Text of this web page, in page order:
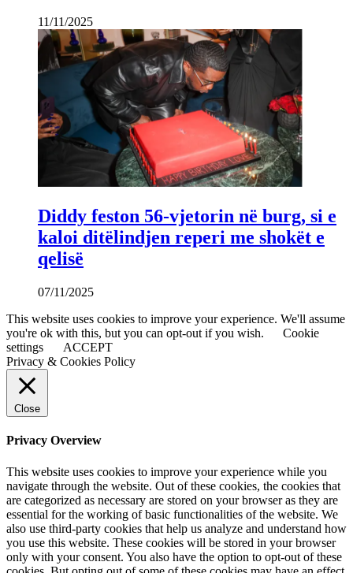
11/11/2025
Diddy feston 56-vjetorin në burg, si e
kaloi ditëlindjen reperi me shokët e
qelisë
07/11/2025
This website uses cookies to improve your experience. We'll assume
you're ok with this, but you can opt-out if you wish.
Cookie
settings
ACCEPT
Privacy & Cookies Policy
Close
Privacy Overview
This website uses cookies to improve your experience while you
navigate through the website. Out of these cookies, the cookies that
are categorized as necessary are stored on your browser as they are
essential for the working of basic functionalities of the website. We
also use third-party cookies that help us analyze and understand how
you use this website. These cookies will be stored in your browser
only with your consent. You also have the option to opt-out of these